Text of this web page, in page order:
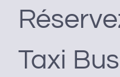
Taxi